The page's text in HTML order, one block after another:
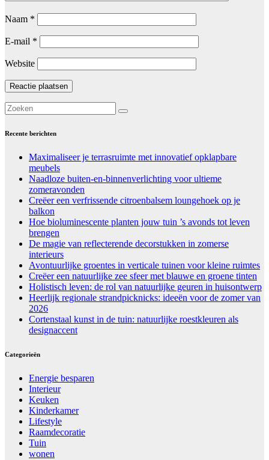
Naam *
E-mail *
Website
Recente berichten
Maximaliseer je terrasruimte met innovatief opklapbare
meubels
Naadloze buiten-en-binnenverlichting voor ultieme
zomeravonden
Creëer een verfrissende citroenbalsem loungehoek op je
balkon
Hoe bioluminescente planten jouw tuin ’s avonds tot leven
brengen
De magie van reflecterende decorstukken in zomerse
interieurs
Avontuurlijke groentes in verticale tuinen voor kleine ruimtes
Creëer een natuurlijke zee sfeer met blauwe en groene tinten
Holistisch leven: de rol van natuurlijke geuren in huisontwerp
Heerlijk regionale strandpicknicks: ideeën voor de zomer van
2026
Cortenstaal kunst in de tuin: natuurlijke roestkleuren als
designaccent
Categorieën
Energie besparen
Interieur
Keuken
Kinderkamer
Lifestyle
Raamdecoratie
Tuin
wonen